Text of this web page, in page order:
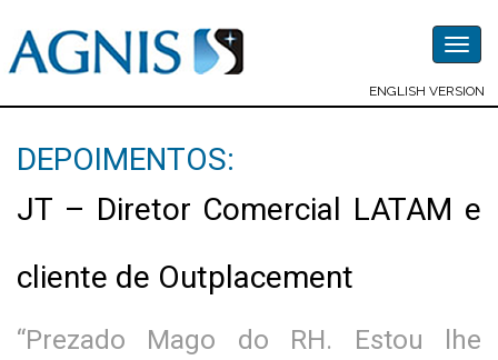
ENGLISH VERSION
DEPOIMENTOS:
JT – Diretor Comercial LATAM e
cliente de Outplacement
“Prezado Mago do RH. Estou lhe